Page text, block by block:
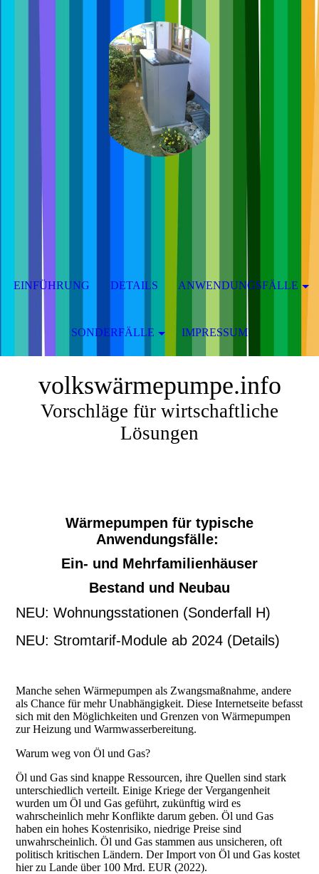
volkswärmepumpe.info
Vorschläge für wirtschaftliche
Lösungen
Wärmepumpen für typische
Anwendungsfälle:
Ein- und Mehrfamilienhäuser
Bestand und Neubau
NEU: Wohnungsstationen (Sonderfall H)
NEU: Stromtarif-Module ab 2024 (Details)
Manche sehen Wärmepumpen als Zwangsmaßnahme, andere
als Chance für mehr Unabhängigkeit. Diese Internetseite befasst
sich mit den Möglichkeiten und Grenzen von Wärmepumpen
zur Heizung und Warmwasserbereitung.
Warum weg von Öl und Gas?
Öl und Gas sind knappe Ressourcen, ihre Quellen sind stark
unterschiedlich verteilt. Einige Kriege der Vergangenheit
wurden um Öl und Gas geführt, zukünftig wird es
wahrscheinlich mehr Konflikte darum geben. Öl und Gas
haben ein hohes Kostenrisiko, niedrige Preise sind
unwahrscheinlich. Öl und Gas stammen aus unsicheren, oft
politisch kritischen Ländern. Der Import von Öl und Gas kostet
hier zu Lande über 100 Mrd. EUR (2022).
EINFÜHRUNG DETAILS ANWENDUNGSFÄLLE
SONDERFÄLLE IMPRESSUM